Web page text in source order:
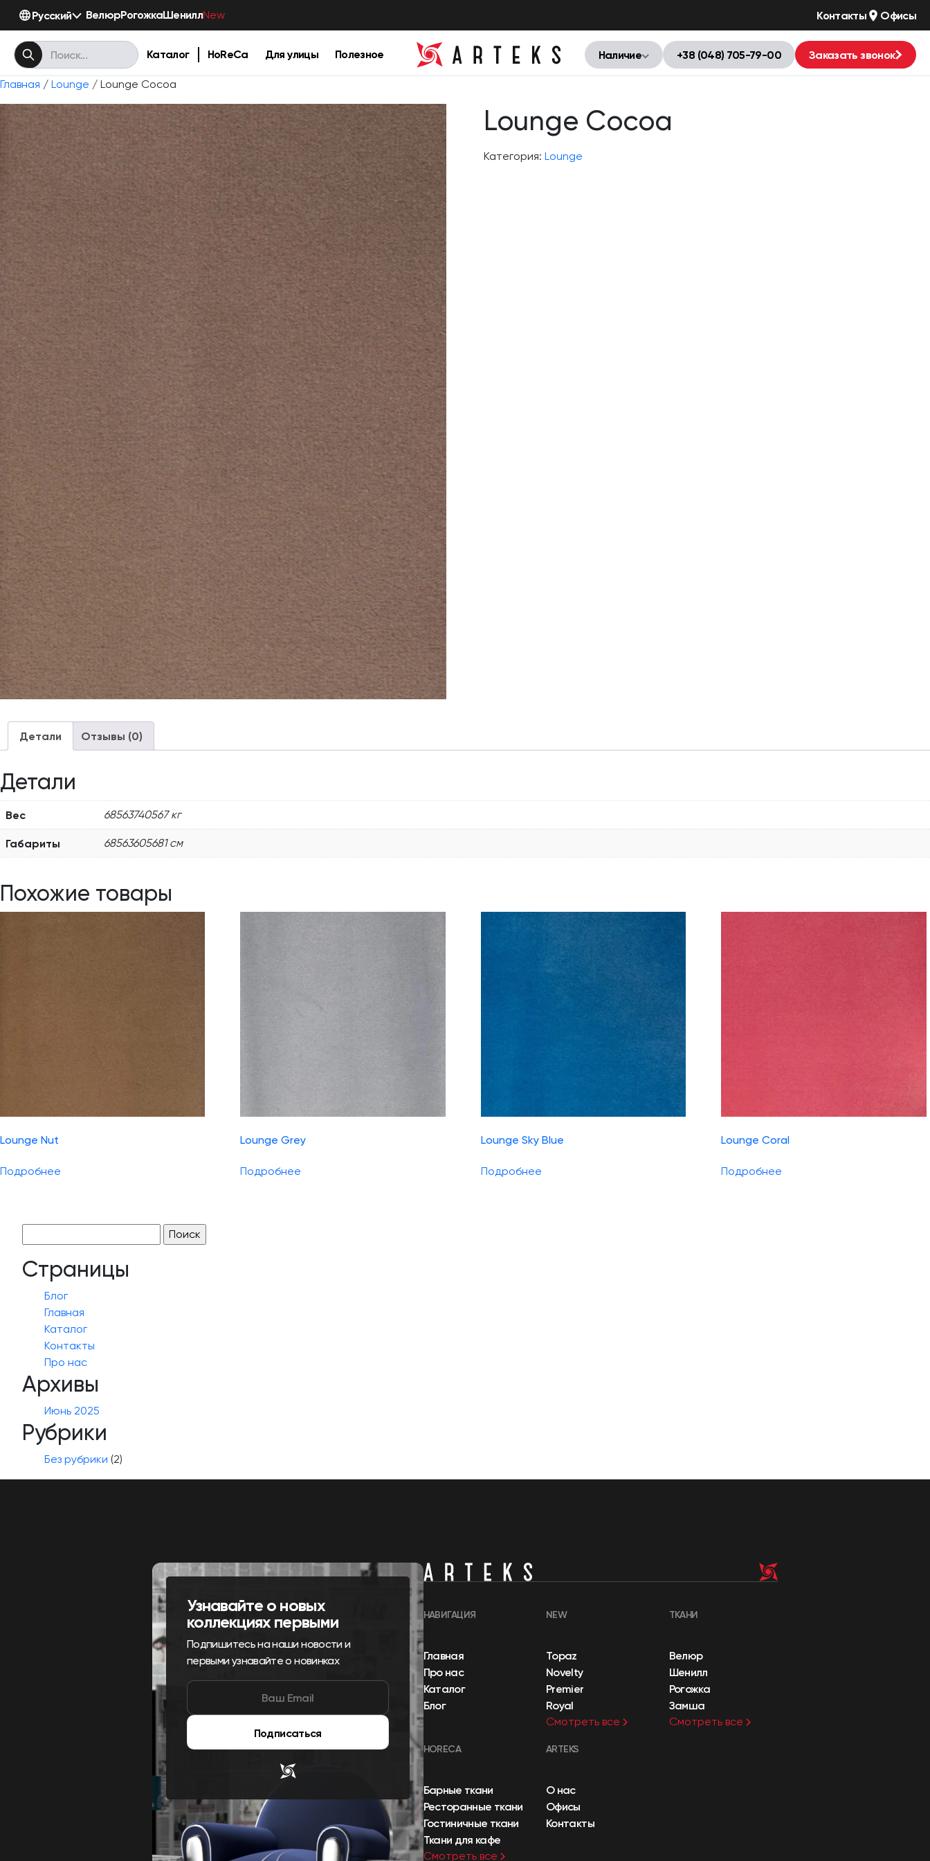
Русский ВелюрРогожкаШениллNew Контакты Офисы
Каталог HoReCa Для улицы Полезное Наличие +38 (048) 705-79-00 Заказать звонок
Главная / Lounge / Lounge Cocoa
Lounge Cocoa
Категория: Lounge
Детали Отзывы (0)
Детали
Вес 68563740567 кг
Габариты 68563605681 см
Похожие товары
Lounge Nut
Подробнее
Lounge Grey
Подробнее
Lounge Sky Blue
Подробнее
Lounge Coral
Подробнее
Страницы
Блог
Главная
Каталог
Контакты
Про нас
Архивы
Июнь 2025
Рубрики
Без рубрики (2)
Узнавайте о новых
коллекциях первыми
Подпишитесь на наши новости и
первыми узнавайте о новинках
Подписаться
НАВИГАЦИЯ
Главная
Про нас
Каталог
Блог
NEW
Topaz
Novelty
Premier
Royal
Смотреть все
ТКАНИ
Велюр
Шенилл
Рогожка
Замша
Смотреть все
HORECA
Барные ткани
Ресторанные ткани
Гостиничные ткани
Ткани для кафе
Смотреть все
ARTEKS
О нас
Офисы
Контакты